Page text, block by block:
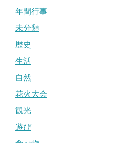
年間行事
未分類
歴史
生活
自然
花火大会
観光
遊び